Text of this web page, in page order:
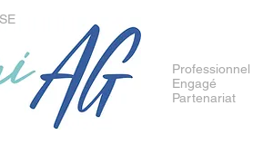
Professionnel
Engagé
Partenariat